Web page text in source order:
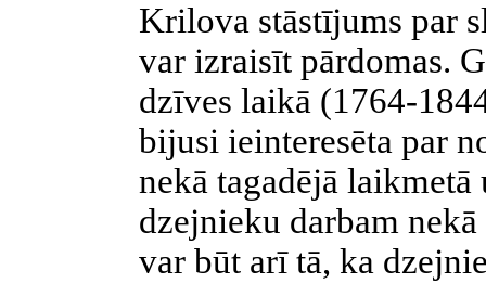
Krilova stāstījums par
var izraisīt pārdomas.
dzīves laikā (1764-
bijusi ieinteresēta par
nekā tagadējā
dzejnieku darbam
var būt arī tā, ka